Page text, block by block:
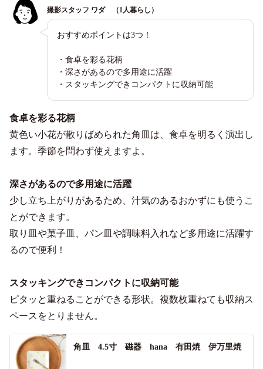
撮影スタッフ ワダ （1人暮らし）
おすすめポイントは3つ！
・食卓を彩る花柄
・深さがあるので多用途に活躍
・スタッキングできコンパクトに収納可能
食卓を彩る花柄
黄色い小花が散りばめられた角皿は、食卓を明るく演出し
ます。季節を問わず使えますよ。
深さがあるので多用途に活躍
少し立ち上がりがあるため、汁気のあるおかずにも使うこ
とができます。
取り皿や菓子皿、パン皿や調味料入れなど多用途に活躍す
るので便利！
スタッキングできコンパクトに収納可能
ピタッと重ねることができる形状。複数枚重ねても収納ス
ペースをとりません。
角皿 4.5寸 磁器 hana 有田焼 伊万里焼